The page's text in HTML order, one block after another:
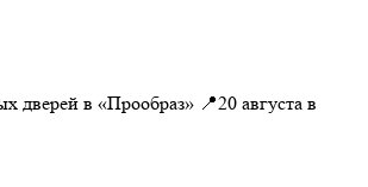
дверей в «Прообраз» 📍20 августа в